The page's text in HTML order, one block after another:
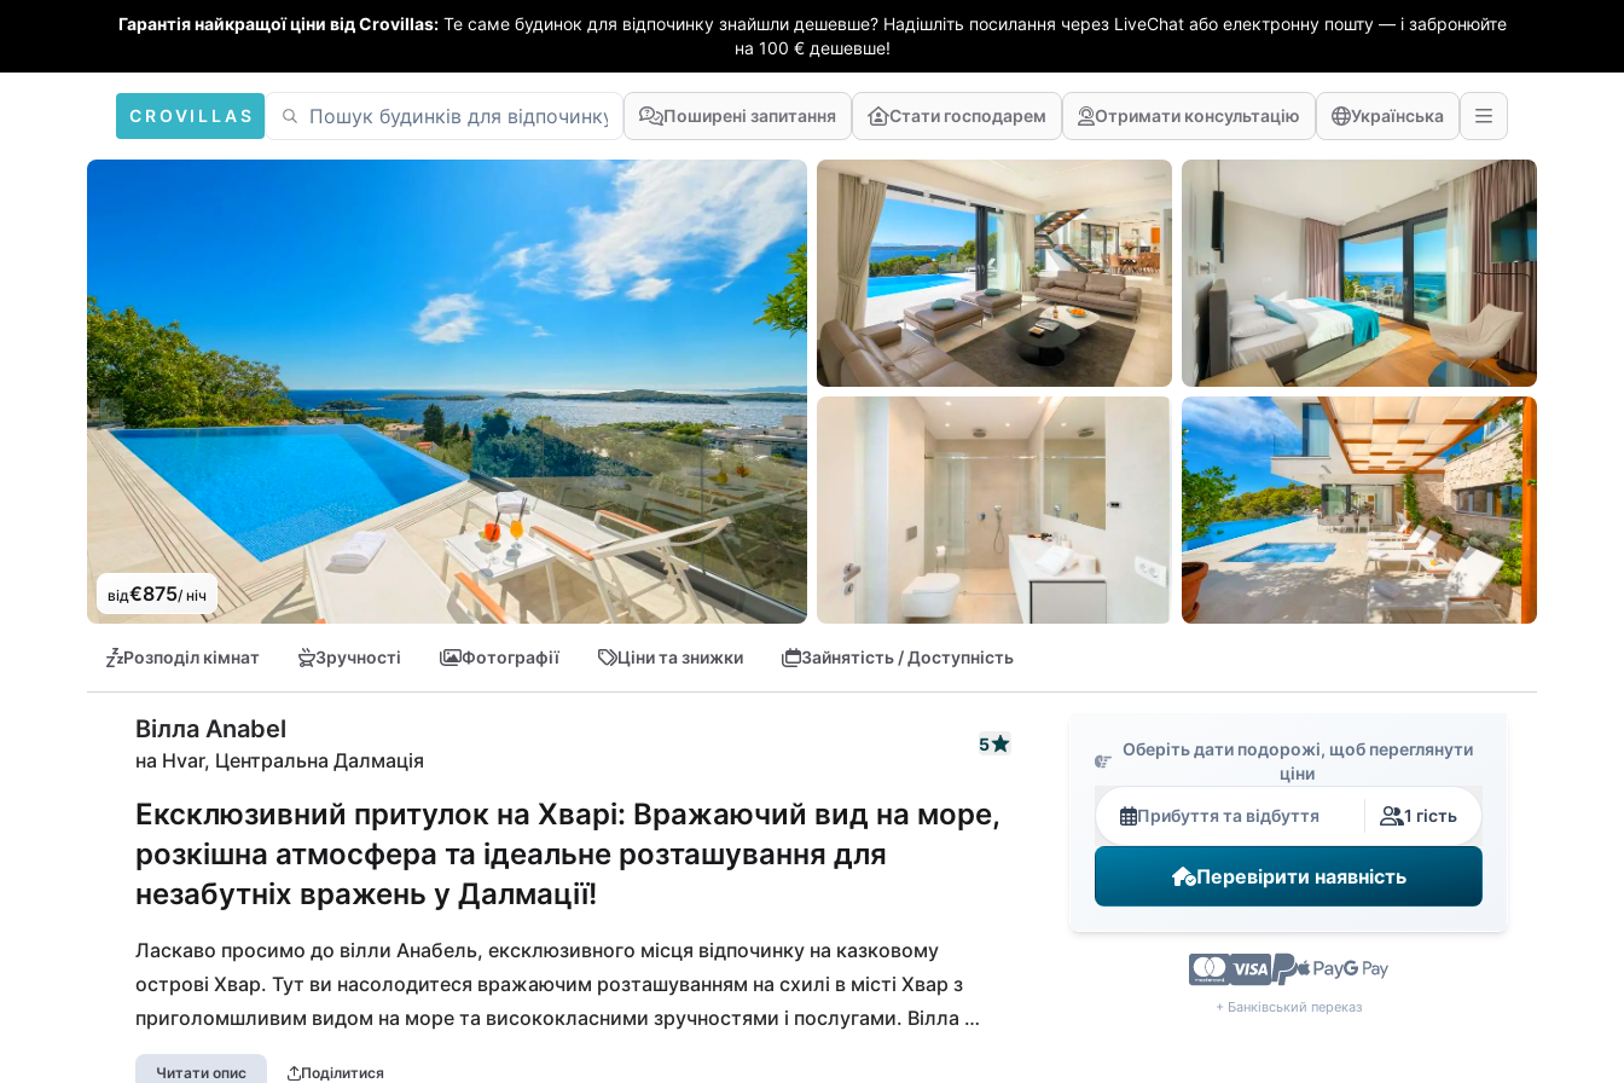
Гарантія найкращої ціни від Crovillas: Те саме будинок для відпочинку знайшли дешевше? Надішліть посилання через LiveChat або електронну пошту — і забронюйте
на 100 € дешевше!
CROVILLAS Поширені запитання Стати господарем Отримати консультацію Українська
від€875/ ніч
Розподіл кімнат Зручності Фотографії Ціни та знижки Зайнятість / Доступність
Вілла Anabel
на Hvar, Центральна Далмація
5
Ексклюзивний притулок на Хварі: Вражаючий вид на море,
розкішна атмосфера та ідеальне розташування для
незабутніх вражень у Далмації!
Ласкаво просимо до вілли Анабель, ексклюзивного місця відпочинку на казковому
острові Хвар. Тут ви насолодитеся вражаючим розташуванням на схилі в місті Хвар з
приголомшливим видом на море та висококласними зручностями і послугами. Вілла
ідеально розташована – всього за кілька хвилин ходьби до пляжу, супермаркету та
Читати опис Поділитися
Оберіть дати подорожі, щоб переглянути
ціни
Прибуття та відбуття 1 гість
Перевірити наявність
+ Банківський переказ